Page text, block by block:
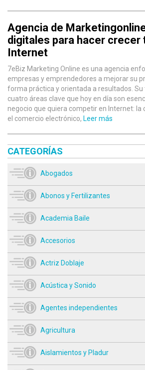
Agencia de
digitales para hacer crecer
Internet
7eBiz Marketing Online es una agencia
empresas y emprendedores a mejorar su
forma práctica y orientada a resultados.
cuatro áreas clave que hoy en día son
negocio que quiera competir en Internet: la
el comercio electrónico, Leer más
CATEGORÍAS
Abogados
Abonos y Fertilizantes
Academia Baile
Accesorios
Actriz Doblaje
Acústica y Sonido
Agentes independientes
Agricultura
Aislamientos y Pladur